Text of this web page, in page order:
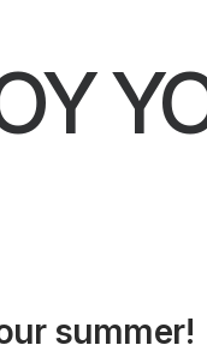
summer!